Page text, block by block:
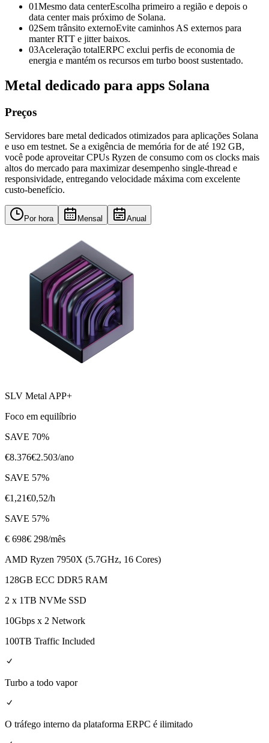
01Mesmo data centerEscolha primeiro a região e depois o
data center mais próximo de Solana.
02Sem trânsito externoEvite caminhos AS externos para
manter RTT e jitter baixos.
03Aceleração totalERPC exclui perfis de economia de
energia e mantém os recursos em turbo boost sustentado.
Metal dedicado para apps Solana
Preços
Servidores bare metal dedicados otimizados para aplicações Solana
e uso em testnet. Se a exigência de memória for de até 192 GB,
você pode aproveitar CPUs Ryzen de consumo com os clocks mais
altos do mercado para maximizar desempenho single-thread e
responsividade, entregando velocidade máxima com excelente
custo-benefício.
Por hora Mensal Anual
SLV Metal APP+
Foco em equilíbrio
SAVE 70%
€8.376€2.503/ano
SAVE 57%
€1,21€0,52/h
SAVE 57%
€ 698€ 298/mês
AMD Ryzen 7950X (5.7GHz, 16 Cores)
128GB ECC DDR5 RAM
2 x 1TB NVMe SSD
10Gbps x 2 Network
100TB Traffic Included
Turbo a todo vapor
O tráfego interno da plataforma ERPC é ilimitado